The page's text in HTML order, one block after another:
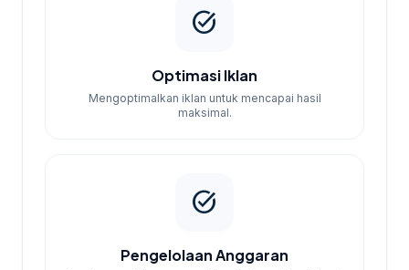
task_alt
Optimasi Iklan
Mengoptimalkan iklan untuk mencapai hasil
maksimal.
task_alt
Pengelolaan Anggaran